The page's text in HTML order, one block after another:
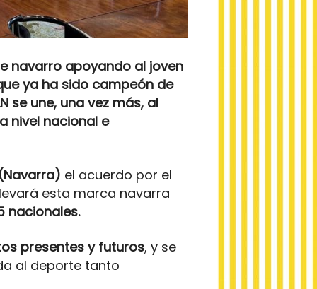
navarro apoyando al joven
ya ha sido campeón de
se une, una vez más, al
nivel nacional e
el acuerdo por el
esta marca navarra
nacionales.
presentes y futuros, y se
al deporte tanto